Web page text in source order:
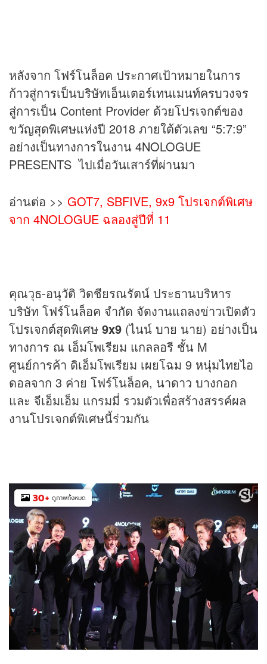
หลังจาก โฟร์โนล็อค ประกาศเป้าหมายในการ
ก้าวสู่การเป็นบริษัทเอ็นเตอร์เทนเมนท์ครบวงจร
สู่การเป็น Content Provider ด้วยโปรเจกต์ของ
ขวัญสุดพิเศษแห่งปี 2018 ภายใต้ตัวเลข “5:7:9”
อย่างเป็นทางการในงาน 4NOLOGUE
PRESENTS ไปเมื่อวันเสาร์ที่ผ่านมา
อ่านต่อ >> GOT7, SBFIVE, 9x9 โปรเจกต์พิเศษ
จาก 4NOLOGUE ฉลองสู่ปีที่ 11
คุณวุธ-อนุวัติ วิดชียรณรัตน์ ประธานบริหาร
บริษัท โฟร์โนล็อค จำกัด จัดงานแถลงข่าวเปิดตัว
โปรเจกต์สุดพิเศษ 9x9 (ไนน์ บาย นาย) อย่างเป็น
ทางการ ณ เอ็มโพเรียม แกลลอรี ชั้น M
ศูนย์การค้า ดิเอ็มโพเรียม เผยโฉม 9 หนุ่มไทยไอ
ดอลจาก 3 ค่าย โฟร์โนล็อค, นาดาว บางกอก
และ จีเอ็มเอ็ม แกรมมี่ รวมตัวเพื่อสร้างสรรค์ผล
งานโปรเจกต์พิเศษนี้ร่วมกัน
30+ ดูภาพทั้งหมด